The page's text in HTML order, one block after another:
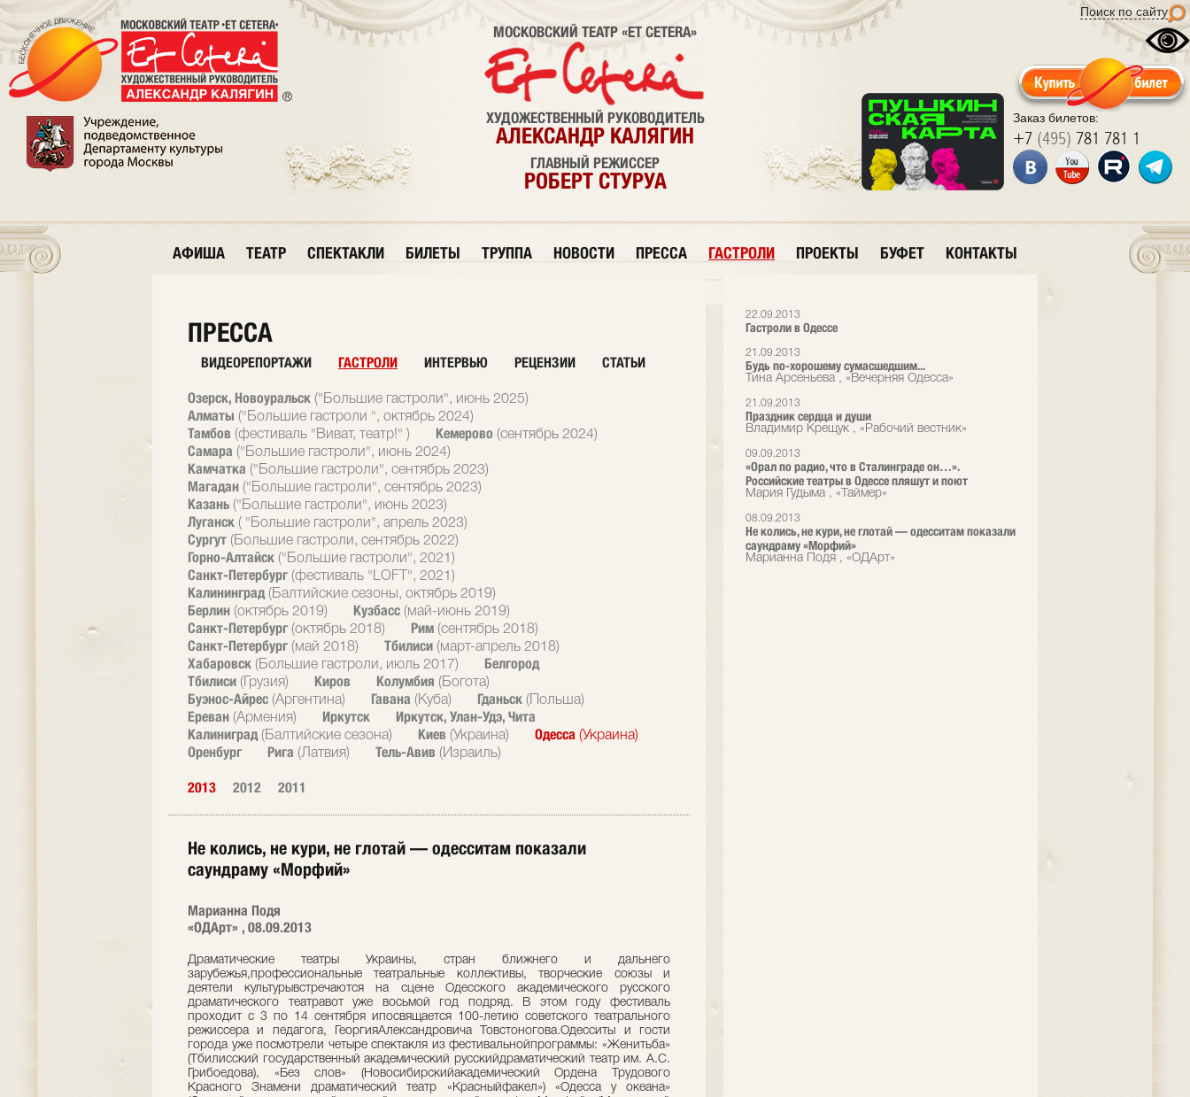
Поиск по сайту
Заказ билетов:
+7 (495) 781 781 1
МОСКОВСКИЙ ТЕАТР «ET CETERA»
ХУДОЖЕСТВЕННЫЙ РУКОВОДИТЕЛЬ
АЛЕКСАНДР КАЛЯГИН
ГЛАВНЫЙ РЕЖИССЕР
РОБЕРТ СТУРУА
АФИША ТЕАТР СПЕКТАКЛИ БИЛЕТЫ ТРУППА НОВОСТИ ПРЕССА ГАСТРОЛИ ПРОЕКТЫ БУФЕТ КОНТАКТЫ
22.09.2013
Гастроли в Одеcсе
21.09.2013
Будь по-хорошему сумасшедшим...
Тина Арсеньева , «Вечерняя Одесса»
21.09.2013
Праздник сердца и души
Владимир Крещук , «Рабочий вестник»
09.09.2013
«Орал по радио, что в Сталинграде он…».
Российские театры в Одессе пляшут и поют
Мария Гудыма , «Таймер»
08.09.2013
Не колись, не кури, не глотай — одесситам показали
саундраму «Морфий»
Марианна Подя , «ОДАрт»
ПРЕССА
ВИДЕОРЕПОРТАЖИ ГАСТРОЛИ ИНТЕРВЬЮ РЕЦЕНЗИИ СТАТЬИ
Озерск, Новоуральск ("Большие гастроли", июнь 2025)
Алматы ("Большие гастроли ", октябрь 2024)
Тамбов (фестиваль "Виват, театр!" ) Кемерово (сентябрь 2024)
Самара ("Большие гастроли", июнь 2024)
Камчатка ("Большие гастроли", сентябрь 2023)
Магадан ("Большие гастроли", сентябрь 2023)
Казань ("Большие гастроли", июнь 2023)
Луганск ( "Большие гастроли", апрель 2023)
Сургут (Большие гастроли, сентябрь 2022)
Горно-Алтайск ("Большие гастроли", 2021)
Санкт-Петербург (фестиваль "LOFT", 2021)
Калининград (Балтийские сезоны, октябрь 2019)
Берлин (октябрь 2019) Кузбасс (май-июнь 2019)
Санкт-Петербург (октябрь 2018) Рим (сентябрь 2018)
Санкт-Петербург (май 2018) Тбилиси (март-апрель 2018)
Хабаровск (Большие гастроли, июль 2017)
Белгород
Тбилиси (Грузия) Киров Колумбия (Богота)
Буэнос-Айрес (Аргентина) Гавана (Куба) Гданьск (Польша)
Ереван (Армения) Иркутск
Иркутск, Улан-Удэ, Чита
Калиниград (Балтийские сезона) Киев (Украина) Одесса (Украина)
Оренбург Рига (Латвия) Тель-Авив (Израиль)
2013 2012 2011
Не колись, не кури, не глотай — одесситам показали
саундраму «Морфий»
Марианна Подя
«ОДАрт» , 08.09.2013
Драматические театры Украины, стран ближнего и дальнего
зарубежья,профессиональные театральные коллективы, творческие союзы и
деятели культурывстречаются на сцене Одесского академического русского
драматического театравот уже восьмой год подряд. В этом году фестиваль
проходит с 3 по 14 сентября ипосвящается 100-летию советского театрального
режиссера и педагога, ГеоргияАлександровича Товстоногова.Одесситы и гости
города уже посмотрели четыре спектакля из фестивальнойпрограммы: «Женитьба»
(Тбилисский государственный академический русскийдраматический театр им. А.С.
Грибоедова), «Без слов» (Новосибирскийакадемический Ордена Трудового
Красного Знамени драматический театр «Красныйфакел») «Одесса у океана»